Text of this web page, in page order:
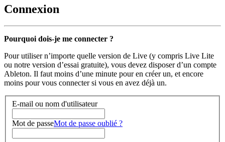
Connexion
Pourquoi dois-je me connecter ?
Pour utiliser n’importe quelle version de Live (y compris Live Lite
ou notre version d’essai gratuite), vous devez disposer d’un compte
Ableton. Il faut moins d’une minute pour en créer un, et encore
moins pour vous connecter si vous en avez déjà un.
E-mail ou nom d'utilisateur
Mot de passeMot de passe oublié ?